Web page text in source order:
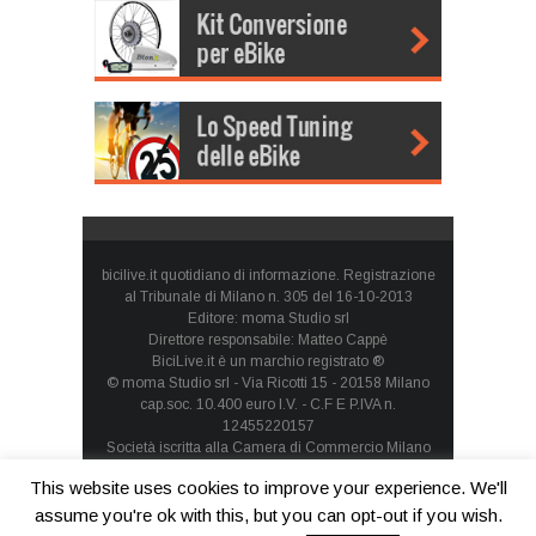
bicilive.it quotidiano di informazione. Registrazione
al Tribunale di Milano n. 305 del 16-10-2013
Editore: moma Studio srl
Direttore responsabile: Matteo Cappè
BiciLive.it è un marchio registrato ®
© moma Studio srl - Via Ricotti 15 - 20158 Milano
cap.soc. 10.400 euro I.V. - C.F E P.IVA n.
12455220157
Società iscritta alla Camera di Commercio Milano
socio unico
Privacy Policy-Cookie Policy
This website uses cookies to improve your experience. We'll
assume you're ok with this, but you can opt-out if you wish.